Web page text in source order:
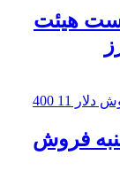
هیئت
فروش